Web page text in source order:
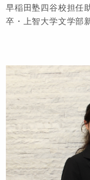
早稲田塾四谷校担任
卒・上智大学文学部